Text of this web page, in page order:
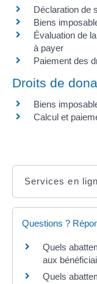
Déclaration de
Biens
Évaluation de
à payer
Paiement des
Droits de
Biens
Calcul et
Services en
Questions ?
Quels
aux
Quels